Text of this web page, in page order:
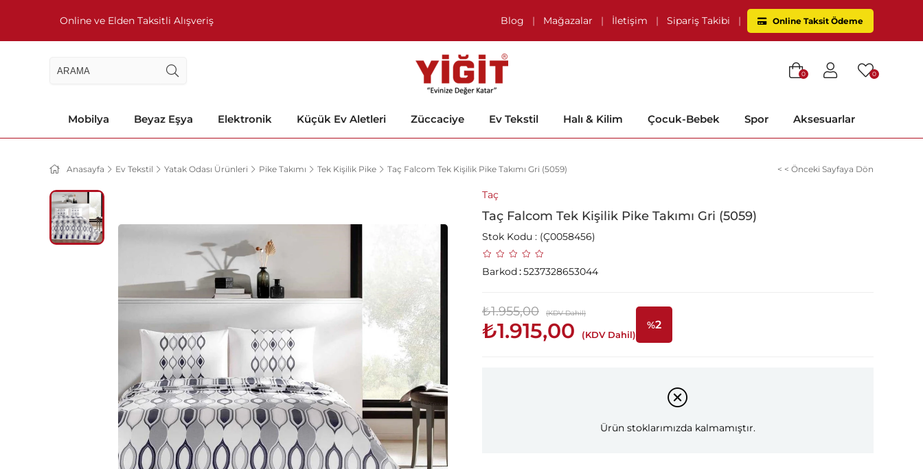
Online ve Elden Taksitli Alışveriş Blog | Mağazalar | İletişim | Sipariş Takibi | Online Taksit Ödeme
0
0
Mobilya Beyaz Eşya Elektronik Küçük Ev Aletleri Züccaciye Ev Tekstil Halı & Kilim Çocuk-Bebek Spor Aksesuarlar
Anasayfa Ev Tekstil Yatak Odası Ürünleri Pike Takımı Tek Kişilik Pike Taç Falcom Tek Kişilik Pike Takımı Gri (5059) < < Önceki Sayfaya Dön
Taç
Taç Falcom Tek Kişilik Pike Takımı Gri (5059)
Stok Kodu (Ç0058456)
Barkod:5237328653044
%2
₺1.955,00 (KDV Dahil)
₺1.915,00 (KDV Dahil)
Ürün stoklarımızda kalmamıştır.